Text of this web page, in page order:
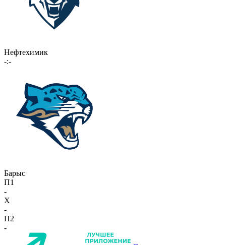
Нефтехимик
-:-
Барыс
П1
-
X
-
П2
-